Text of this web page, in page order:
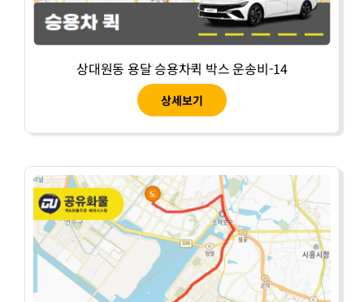
상대원동 용달 승용차퀵 박스 운송비-14
상세보기